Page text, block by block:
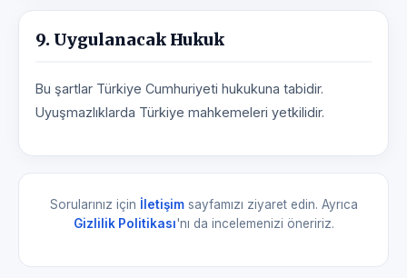
9. Uygulanacak Hukuk
Bu şartlar Türkiye Cumhuriyeti hukukuna tabidir.
Uyuşmazlıklarda Türkiye mahkemeleri yetkilidir.
Sorularınız için İletişimsayfamızı ziyaret edin. Ayrıca
Gizlilik Politikası'nı da incelemenizi öneririz.